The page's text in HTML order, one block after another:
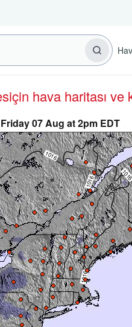
için hava haritası ve
07 Aug at 2pm EDT